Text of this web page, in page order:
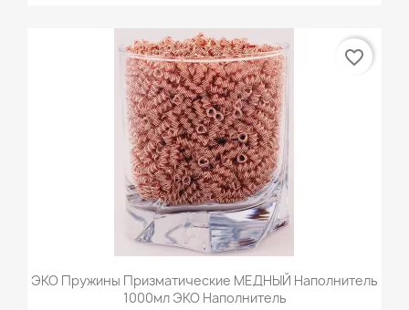
ЭКО Пружины Призматические МЕДНЫЙ Наполнитель
1000мл ЭКО Наполнитель
favorite_border